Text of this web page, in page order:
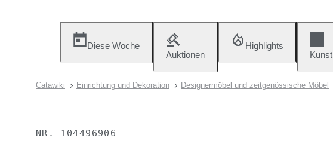
Diese Woche
Auktionen
Highlights
Kunst
Catawiki Einrichtung und Dekoration Designermöbel und zeitgenössische Möbel
NR. 104496906